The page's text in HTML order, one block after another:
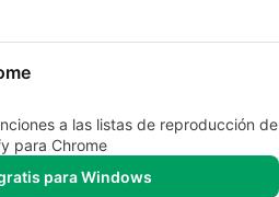
a las listas de reproducción de
para Chrome
para Windows